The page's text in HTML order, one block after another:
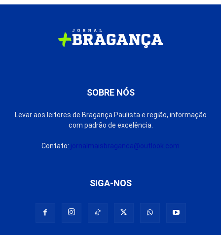
SOBRE NÓS
Levar aos leitores de Bragança Paulista e região, informação
com padrão de excelência.
Contato: jornalmaisbraganca@outlook.com
SIGA-NOS